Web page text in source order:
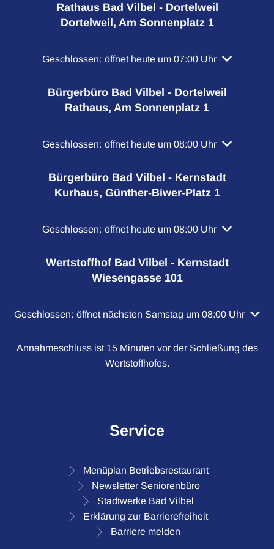
Rathaus Bad Vilbel - Dortelweil
Dortelweil, Am Sonnenplatz 1
Klicken, um weitere Öffnungs- oder Schließzeiten
Geschlossen: öffnet heute um 07:00 Uhr
Bürgerbüro Bad Vilbel - Dortelweil
Rathaus, Am Sonnenplatz 1
Klicken, um weitere Öffnungs- oder Schließzeiten
Geschlossen: öffnet heute um 08:00 Uhr
Bürgerbüro Bad Vilbel - Kernstadt
Kurhaus, Günther-Biwer-Platz 1
Klicken, um weitere Öffnungs- oder Schließzeiten
Geschlossen: öffnet heute um 08:00 Uhr
Wertstoffhof Bad Vilbel - Kernstadt
Wiesengasse 101
Klicken, um weitere Öffnungs- oder Schließzeiten
Geschlossen: öffnet nächsten Samstag um 08:00 Uhr
Annahmeschluss ist 15 Minuten vor der Schließung des
Wertstoffhofes.
Service
Menüplan Betriebsrestaurant
Newsletter Seniorenbüro
Stadtwerke Bad Vilbel
Erklärung zur Barrierefreiheit
Barriere melden